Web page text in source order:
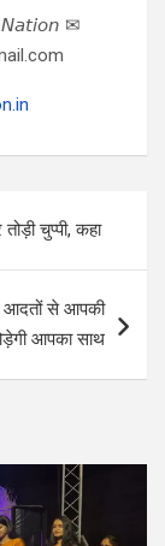
✉
चुप्पी, कहा
आदतों से आपकी
आपका साथ